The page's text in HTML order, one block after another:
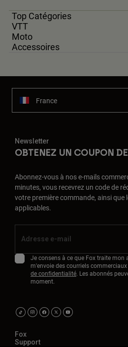
Top Catégories
VTT
Moto
Accessoires
France
Newsletter
OBTENEZ UN COUPON
Abonnez-vous à nos e-mails
minutes, vous recevrez un code de
votre première commande, ainsi que
applicables.
Je consens à ce que Fox traite mon
m'envoie des courriels
de confidentialité. Les abonnés
moment.
Fox
Support